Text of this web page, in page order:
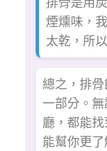
煙燻味，
太乾，所
總之，排
一部分。
廳，都能
能幫你更